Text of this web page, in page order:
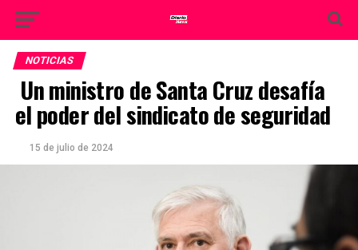
NOTICIAS
Un ministro de Santa Cruz desafía
el poder del sindicato de seguridad
15 de julio de 2024